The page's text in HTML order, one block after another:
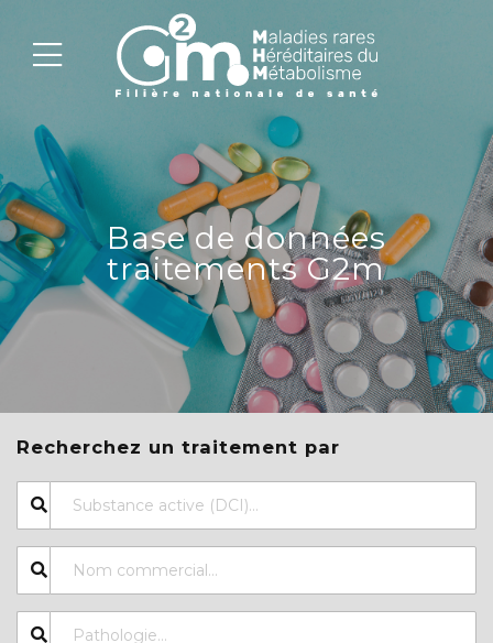
Base de données
traitements G2m
Recherchez un traitement par